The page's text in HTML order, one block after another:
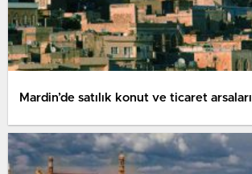
Mardin’de satılık konut ve ticaret arsaları